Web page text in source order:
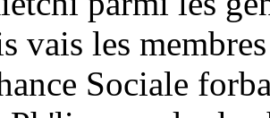
vais les
Sociale